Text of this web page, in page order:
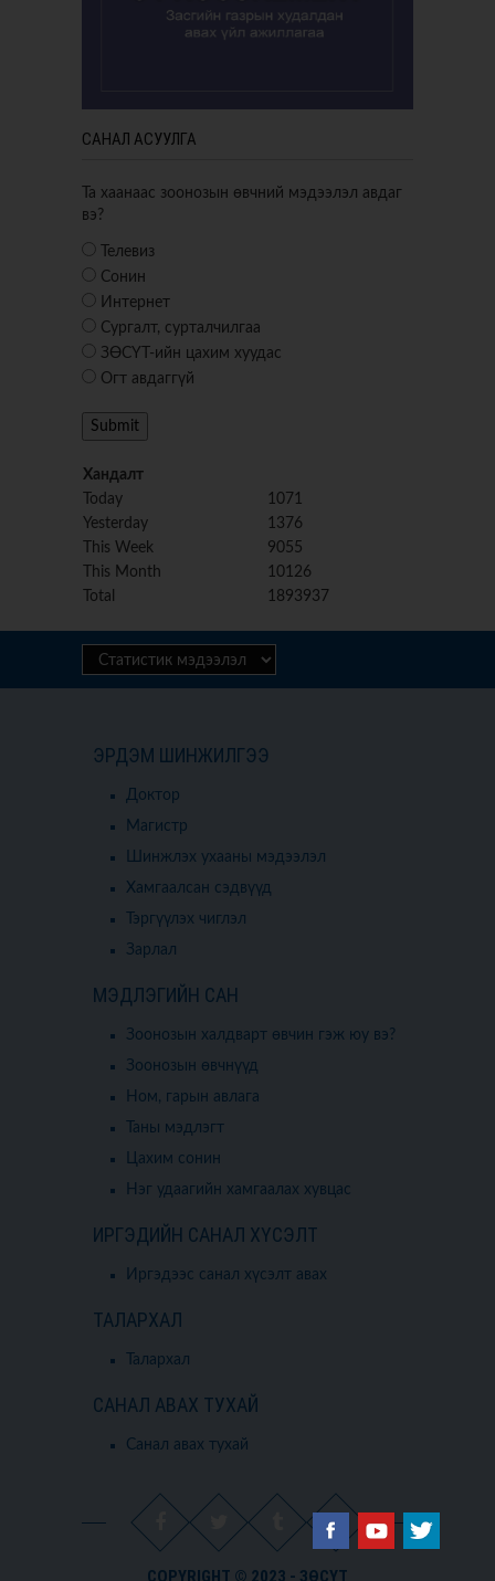
САНАЛ АСУУЛГА
Та хаанаас зоонозын өвчний мэдээлэл авдаг
вэ?
Телевиз
Сонин
Интернет
Сургалт, сурталчилгаа
ЗӨСҮТ-ийн цахим хуудас
Огт авдаггүй
Хандалт
Today
1071
Yesterday
1376
This Week
9055
This Month
10126
Total
1893937
ЭРДЭМ ШИНЖИЛГЭЭ
Доктор
Магистр
Шинжлэх ухааны мэдээлэл
Хамгаалсан сэдвүүд
Тэргүүлэх чиглэл
Зарлал
МЭДЛЭГИЙН САН
Зоонозын халдварт өвчин гэж юу вэ?
Зоонозын өвчнүүд
Ном, гарын авлага
Таны мэдлэгт
Цахим сонин
Нэг удаагийн хамгаалах хувцас
ИРГЭДИЙН САНАЛ ХҮСЭЛТ
Иргэдээс санал хүсэлт авах
ТАЛАРХАЛ
Талархал
САНАЛ АВАХ ТУХАЙ
Санал авах тухай